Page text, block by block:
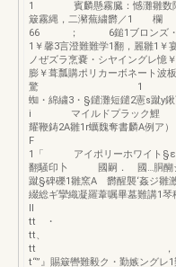
1 賓麟懸霧臓：憾灘雛数
簸霧縄，二瀦蕪繍欝
66 ； 6鎚1ブロンズ・ア
1￥馨3言澄難難学1翻，麗雛1￥
ノぜズラ烹嚢・シヤイングレ憶
膨￥葺瓢購ポリカーボネート波
驚 1 ：
蜘・綿繍3・§鑓灘短鑓2憲s蹴y
i マイルドプラック鯉 §薯
耀鞭鋳2A雛1r蠣魏奪書
F
1「 アイポリーホワイト§ε
翻騒印卜 國嗣． 國…胴醐シ
蹴§碑礫1雛窯A 欝醒襲‘姦ジ雛
綴総ギ攣織凝羅葦嘱畢墓難講1琴
tt ・ ．
tt、
tt
t“”』賜簸轡難毅ク・勤嫉ングレ